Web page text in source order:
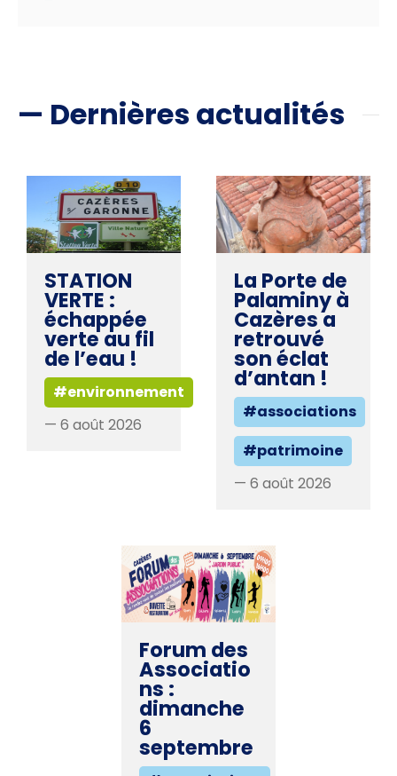
— Dernières actualités
STATION
VERTE :
échappée
verte au fil
de l’eau !
#environnement
— 6 août 2026
La Porte de
Palaminy à
Cazères a
retrouvé
son éclat
d’antan !
#associations
#patrimoine
— 6 août 2026
Forum des
Associatio
ns :
dimanche
6
septembre